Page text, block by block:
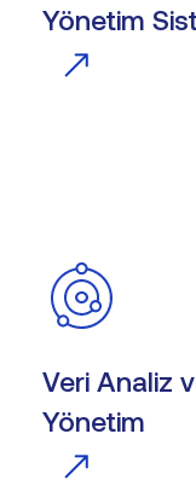
Yönetim
Veri Analiz
Yönetim